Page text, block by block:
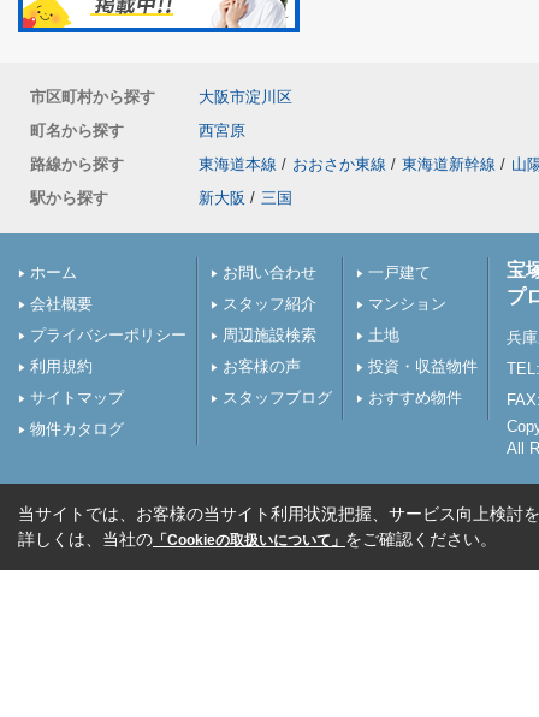
市区町村から探す
大阪市淀川区
町名から探す
西宮原
路線から探す
東海道本線 / おおさか東線 / 東海道新幹線 / 山
駅から探す
新大阪 / 三国
ホーム
会社概要
プライバシーポリシー
利用規約
サイトマップ
物件カタログ
お問い合わせ
スタッフ紹介
周辺施設検索
お客様の声
スタッフブログ
一戸建て
マンション
土地
投資・収益物件
おすすめ物件
宝
プ
兵
All
当サイトでは、お客様の当サイト利用状況把握、サービス向上検討
詳しくは、当社の 「Cookieの取扱いについて」 をご確認ください。